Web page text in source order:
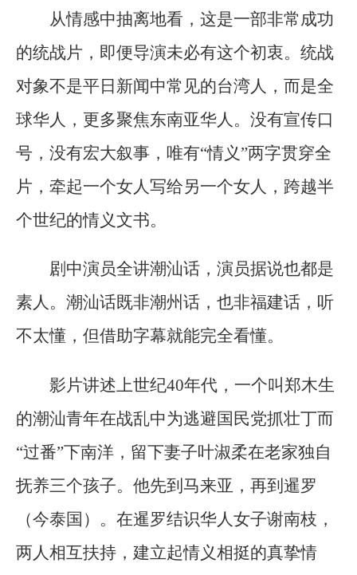
从情感中抽离地看，这是一部非常成功
的统战片，即便导演未必有这个初衷。统战
对象不是平日新闻中常见的台湾人，而是全
球华人，更多聚焦东南亚华人。没有宣传口
号，没有宏大叙事，唯有“情义”两字贯穿全
片，牵起一个女人写给另一个女人，跨越半
个世纪的情义文书。
剧中演员全讲潮汕话，演员据说也都是
素人。潮汕话既非潮州话，也非福建话，听
不太懂，但借助字幕就能完全看懂。
影片讲述上世纪40年代，一个叫郑木生
的潮汕青年在战乱中为逃避国民党抓壮丁而
“过番”下南洋，留下妻子叶淑柔在老家独自
抚养三个孩子。他先到马来亚，再到暹罗
（今泰国）。在暹罗结识华人女子谢南枝，
两人相互扶持，建立起情义相挺的真挚情